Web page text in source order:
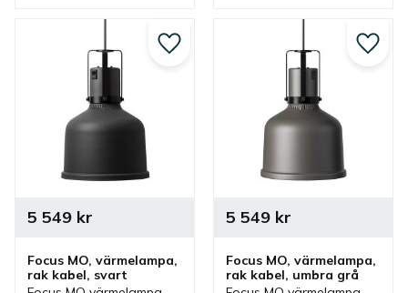
i olika färger.
i olika färger.
Focus MO, värmelampa,
rak kabel, svart
5 549kr
Lägg till i favoriter
Focus MO, värmelampa,
rak kabel, umbra grå
5 549kr
Lägg